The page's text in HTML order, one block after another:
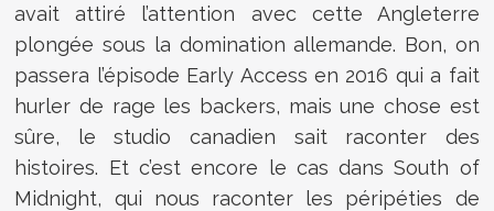
avait attiré l’attention avec cette Angleterre
plongée sous la domination allemande. Bon, on
passera l’épisode Early Access en 2016 qui a fait
hurler de rage les backers, mais une chose est
sûre, le studio canadien sait raconter des
histoires. Et c’est encore le cas dans South of
Midnight, qui nous raconter les péripéties de